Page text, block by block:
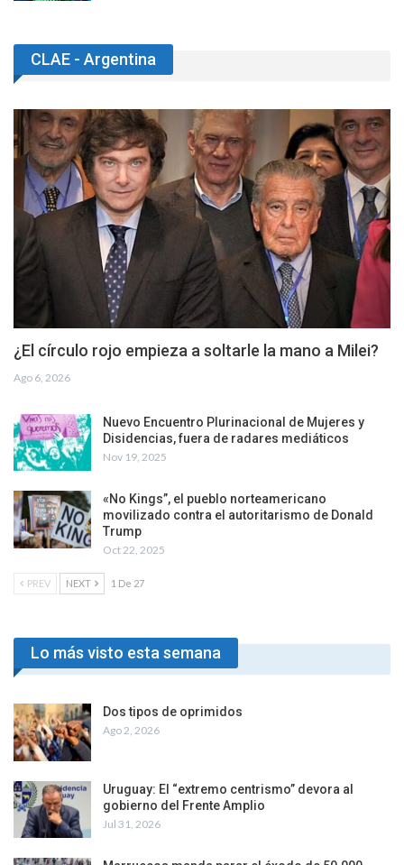
CLAE - Argentina
¿El círculo rojo empieza a soltarle la mano a Milei?
Ago 6, 2026
Nuevo Encuentro Plurinacional de Mujeres y
Disidencias, fuera de radares mediáticos
Nov 19, 2025
«No Kings”, el pueblo norteamericano
movilizado contra el autoritarismo de Donald
Trump
Oct 22, 2025
PREV NEXT 1 De 27
Lo más visto esta semana
Dos tipos de oprimidos
Ago 2, 2026
Uruguay: El “extremo centrismo” devora al
gobierno del Frente Amplio
Jul 31, 2026